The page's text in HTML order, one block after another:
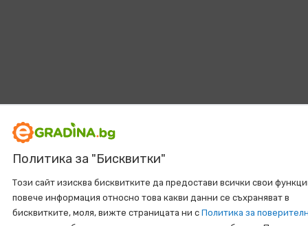
Политика за "Бисквитки"
Този сайт изисква бисквитките да предостави всички свои
повече информация относно това какви данни се съхраняват в
бисквитките, моля, вижте страницата ни с Политика за